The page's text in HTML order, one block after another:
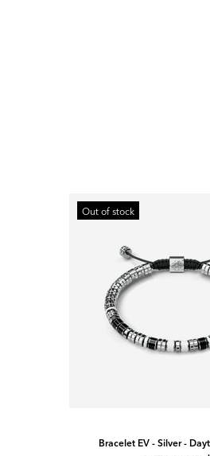
Out of stock
Bracelet EV - Silver -